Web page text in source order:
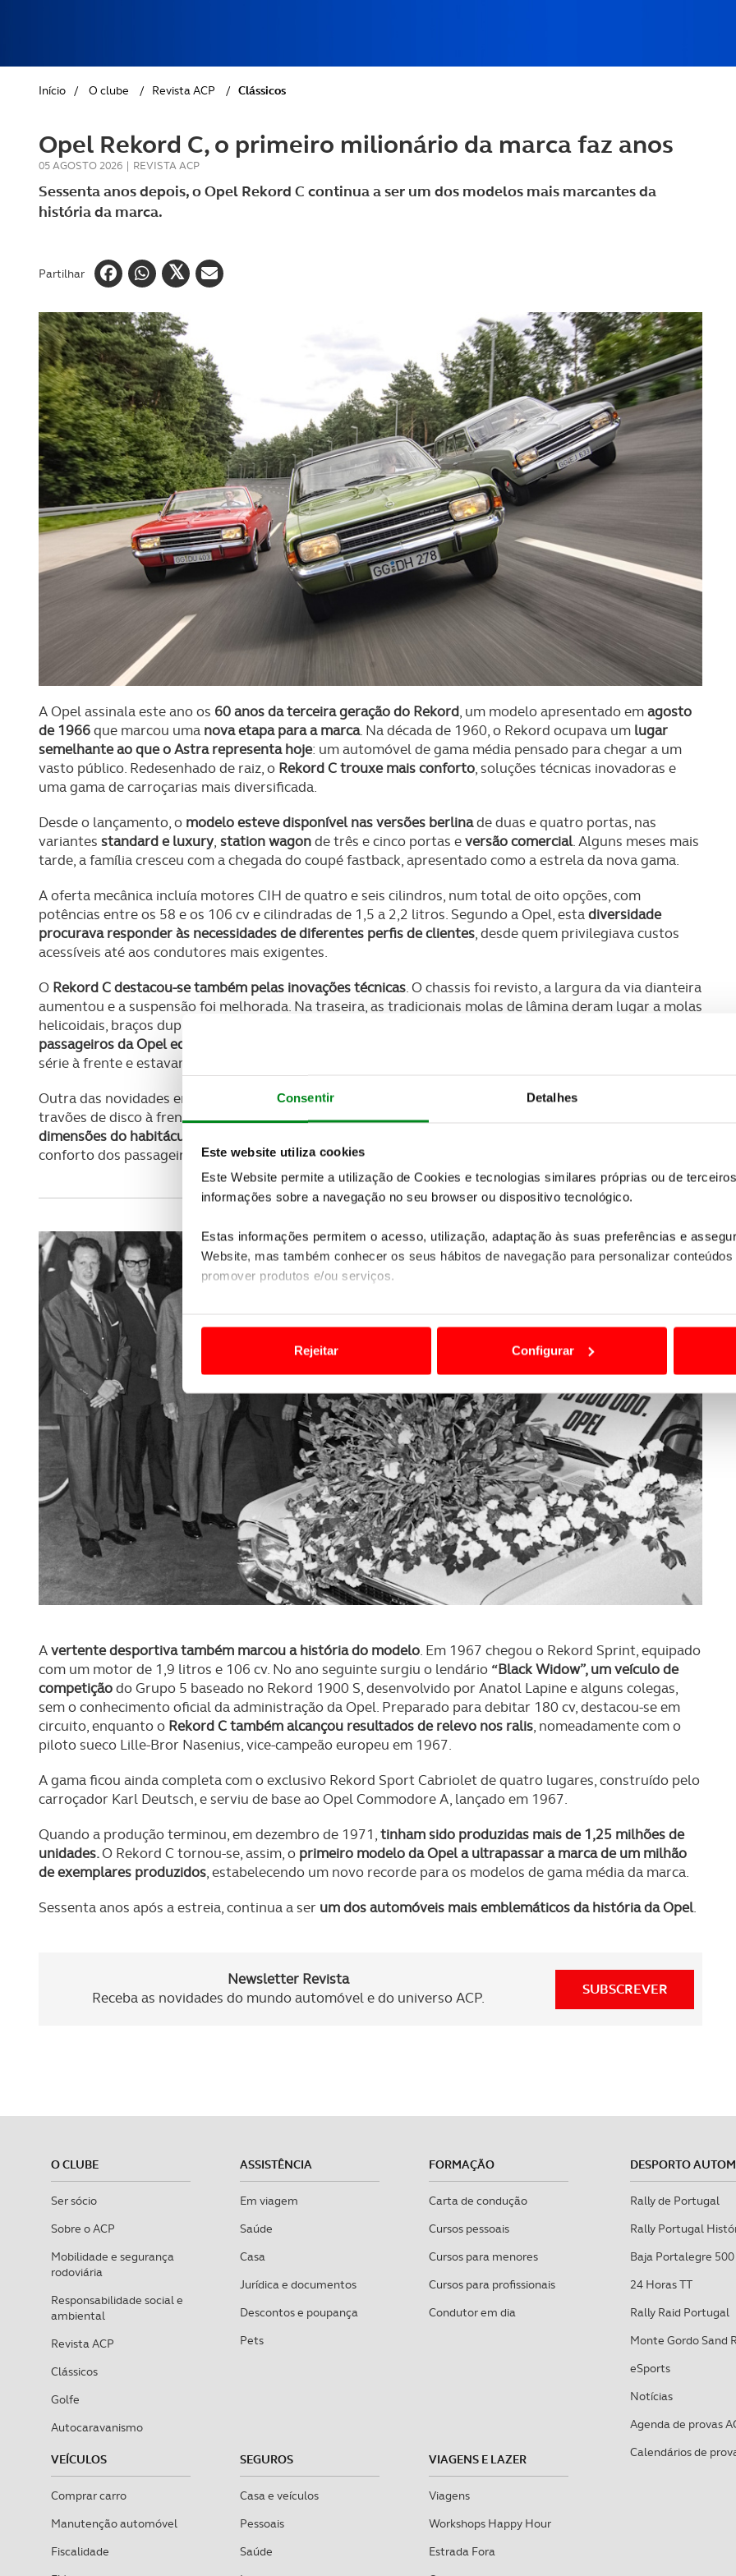
Consentir Detalhes
Este website utiliza cookies
Este Website permite a utilização de Cookies e tecnologias similares próprias ou de
informações sobre a navegação no seu browser ou dispositivo tecnológico.
Estas informações permitem o acesso, utilização, adaptação às suas preferências e
Website, mas também conhecer os seus hábitos de navegação para personalizar
promover produtos e/ou serviços.
Usamos cookies para melhorar a sua experiência digital, personalizar conteúdos e
funcionalidades de redes sociais, bem como para analisar dados de navegação no nosso
Adicionalmente partilhamos informação, relativa à sua utilização do nosso site de
e organizações na UE e em países terceiros.
O ACP garantirá que as transferências internacionais de dados pessoais serão realizadas
consentimento e quando tal se afigure estritamente necessário no contexto dos serviços a
Realçamos que o bloqueio de certo tipo de Cookies e tecnologias similares pode ter
navegação no Website e nos serviços disponibilizados.
Rejeitar Configurar
GOLFE
AUTOCARAVANISMO
Início / O clube / Revista ACP / Clássicos
Opel Rekord C, o primeiro milionário da marca faz anos
05 AGOSTO 2026 | REVISTA ACP
Sessenta anos depois, o Opel Rekord C continua a ser um dos modelos mais marcantes da
história da marca.
Partilhar
A Opel assinala este ano os 60 anos da terceira geração do Rekord, um modelo apresentado emagosto
de 1966que marcou uma nova etapa para a marca. Na década de 1960, o Rekord ocupava um lugar
semelhante ao que o Astra representa hoje: um automóvel de gama média pensado para chegar a um
vasto público. Redesenhado de raiz, o Rekord C trouxe mais conforto, soluções técnicas inovadoras e
uma gama de carroçarias mais diversificada.
Desde o lançamento, o modelo esteve disponível nas versões berlinade duas e quatro portas, nas
variantes standard e luxury, station wagonde três e cinco portas eversão comercial. Alguns meses mais
tarde, a família cresceu com a chegada do coupé fastback, apresentado como a estrela da nova gama.
A oferta mecânica incluía motores CIH de quatro e seis cilindros, num total de oito opções, com
potências entre os 58 e os 106 cv e cilindradas de 1,5 a 2,2 litros. Segundo a Opel, estadiversidade
procurava responder às necessidades de diferentes perfis de clientes, desde quem privilegiava custos
acessíveis até aos condutores mais exigentes.
O Rekord C destacou-se também pelas inovações técnicas. O chassis foi revisto, a largura da via dianteira
aumentou e a suspensão foi melhorada. Na traseira, as tradicionais molas de lâmina deram lugar a molas
helicoidais, braços duplos e uma barra Panhard, tornando o
passageiros da Opel equipado com molas helicoidais no eixo traseiro
série à frente e estavam disponíveis em opção no eixo traseiro.
Outra das novidades era o
sistema de travagem
. Todas as versões passaram a contar, de série, com
travões de disco à frente, um sistema de travagem de duplo circuito e servofreio. O
dimensões do habitáculo
conforto dos passageiros.
Avertente desportiva também marcou a história do modelo. Em 1967 chegou o Rekord Sprint, equipado
com um motor de 1,9 litros e 106 cv. No ano seguinte surgiu o lendário “Black Widow”, um veículo de
competiçãodo Grupo 5 baseado no Rekord 1900 S, desenvolvido por Anatol Lapine e alguns colegas,
sem o conhecimento oficial da administração da Opel. Preparado para debitar 180 cv, destacou-se em
circuito, enquanto o Rekord C também alcançou resultados de relevo nos ralis, nomeadamente com o
piloto sueco Lille-Bror Nasenius, vice-campeão europeu em 1967.
A gama ficou ainda completa com o exclusivo Rekord Sport Cabriolet de quatro lugares, construído pelo
carroçador Karl Deutsch, e serviu de base ao Opel Commodore A, lançado em 1967.
Quando a produção terminou, em dezembro de 1971,tinham sido produzidas mais de 1,25 milhões de
unidades.O Rekord C tornou-se, assim, o primeiro modelo da Opel a ultrapassar a marca de um milhão
de exemplares produzidos, estabelecendo um novo recorde para os modelos de gama média da marca.
Sessenta anos após a estreia, continua a ser um dos automóveis mais emblemáticos da história da Opel.
Newsletter Revista
Receba as novidades do mundo automóvel e do universo ACP.
SUBSCREVER
O CLUBE
Ser sócio
Sobre o ACP
Mobilidade e segurança
rodoviária
Responsabilidade social e
ambiental
Revista ACP
Clássicos
Golfe
Autocaravanismo
ASSISTÊNCIA
Em viagem
Saúde
Casa
Jurídica e documentos
Descontos e poupança
Pets
FORMAÇÃO
Carta de condução
Cursos pessoais
Cursos para menores
Cursos para profissionais
Condutor em dia
VEÍCULOS
Comprar carro
Manutenção automóvel
Fiscalidade
SEGUROS
Casa e veículos
Pessoais
Saúde
VIAGENS E LAZER
Viagens
Workshops Happy Hour
Estrada Fora
DESPORTO
Rally de Portugal
Rally Portugal
Baja Portalegre 500
24 Horas TT
Rally Raid Portugal
Monte Gordo Sand
eSports
Notícias
Agenda de provas
Calendários de